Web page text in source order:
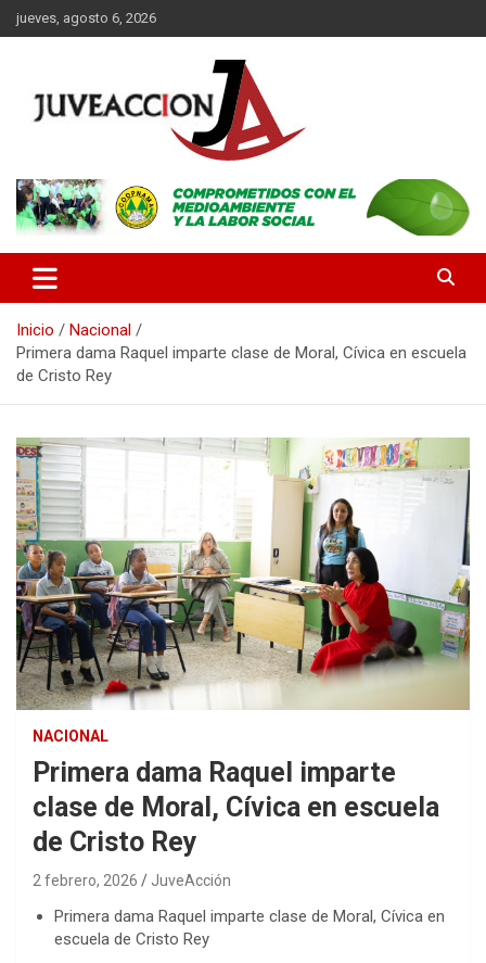
Saltar
al
jueves, agosto 6, 2026
JuveAcción
la finalidad de difundir información que contribuya al desarrollo
integral de nuestros lectores.
Inicio
Nacional
Primera dama Raquel imparte clase de Moral, Cívica en escuela
de Cristo Rey
NACIONAL
Primera dama Raquel imparte
clase de Moral, Cívica en escuela
de Cristo Rey
2 febrero, 2026 JuveAcción
Primera dama Raquel imparte clase de Moral, Cívica en
escuela de Cristo Rey